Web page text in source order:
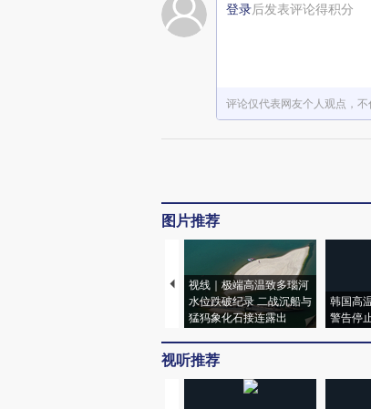
登录后发表评论得积分
评论仅代表网友个人观点，
图片推荐
视线｜极端高温致多瑙河
水位跌破纪录 二战沉船与
猛犸象化石接连露出
韩国高
警告停
视听推荐